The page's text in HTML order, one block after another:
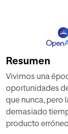
Resumen
Vivimos una
oportunidades
que nunca, pero
demasiado
producto